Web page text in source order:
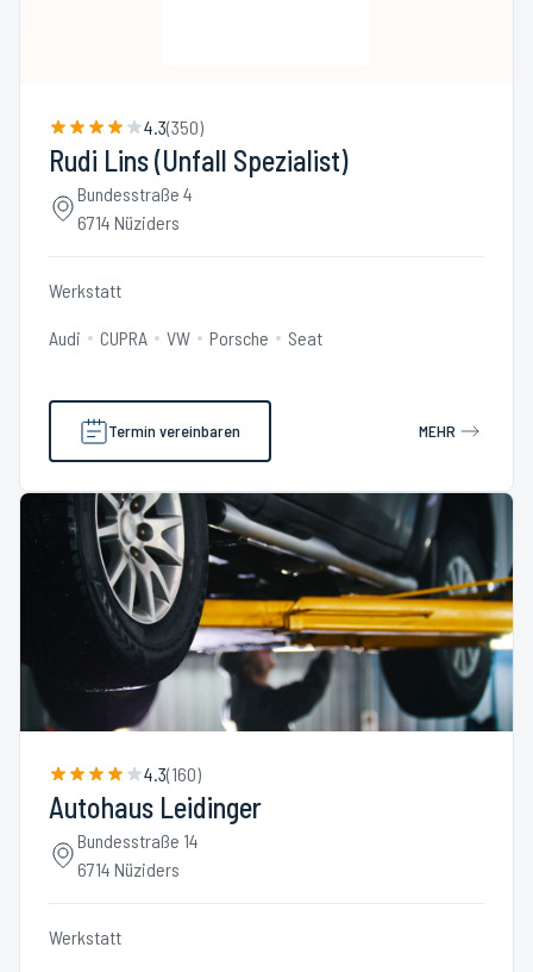
4.3(350)
Rudi Lins (Unfall Spezialist)
Bundesstraße 4
6714 Nüziders
Werkstatt
Audi CUPRA VW Porsche Seat
Termin vereinbaren MEHR
4.3(160)
Autohaus Leidinger
Bundesstraße 14
6714 Nüziders
Werkstatt